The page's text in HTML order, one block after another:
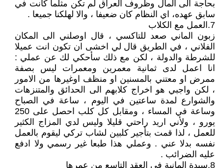
بحاجة الى المال وظروف العراق لم تكن مثلما كانت في
سابق عهده، اي النظام كان ضعيفا ، والا لهلكنا جميعا .
7.العمل مع الكلاب
زبون الماني صعد للتاكسي ، قال اوصلني الى المكان
الفلاني ، في الطريق قال لي اخشى ان تكون انت عميلا
للشرطة والدولة ، لكن مع ذلك سأحكي لك عن عملي :
انا اعمل لدى ثمانية معمرين ومعمرات ليس بصفة
ممرض او معتني بالمسنين او منظف اوغيرها من الامور
، لكن واجبي هو اخراج كلابهم الى الحدائق والمتنزهات
والشوارع لمدة ساعتين في اليوم ، ساعة في الصباح
وساعة في المساء ، ومقابل كل كلب احصل على 250
يورو ، ولأني اريد راحتي قليلا وليس لدي المزاج الكثير
للعمل ، لذا قمت بتأجير كلبين لشاب تركي ليقوم بالعمل
نفسه بدلا عني . وعملي هذا طبعا غير رسمي ولا ادفع
عليه الضرائب .
8.سيدة المانية في العقد التاسع من عمرها